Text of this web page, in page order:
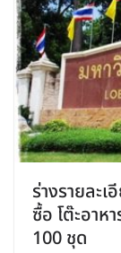
ร่างรายละ
ซื้อ โต๊ะอาห
100 ชุด